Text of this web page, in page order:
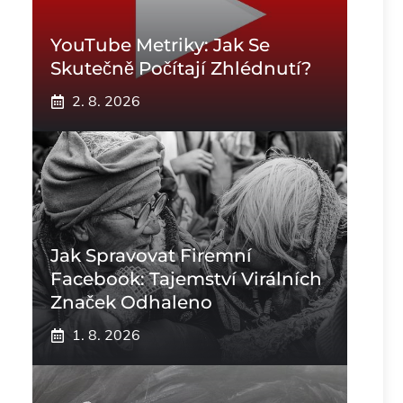
YouTube Metriky: Jak Se
Skutečně Počítají Zhlédnutí?
2. 8. 2026
Jak Spravovat Firemní
Facebook: Tajemství Virálních
Značek Odhaleno
1. 8. 2026